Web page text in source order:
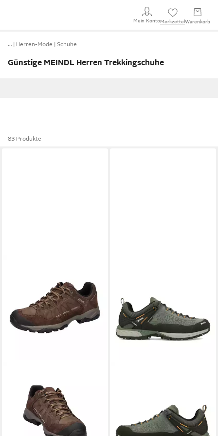
Mein KontoMerkzettel Warenkorb
… Herren-Mode Schuhe
Günstige MEINDL Herren Trekkingschuhe
83 Produkte